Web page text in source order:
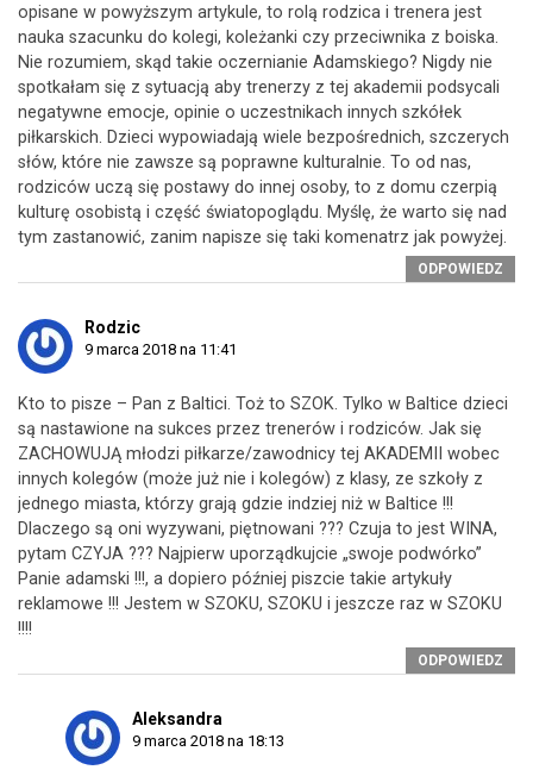
opisane w powyższym artykule, to rolą rodzica i trenera jest
nauka szacunku do kolegi, koleżanki czy przeciwnika z boiska.
Nie rozumiem, skąd takie oczernianie Adamskiego? Nigdy nie
spotkałam się z sytuacją aby trenerzy z tej akademii podsycali
negatywne emocje, opinie o uczestnikach innych szkółek
piłkarskich. Dzieci wypowiadają wiele bezpośrednich, szczerych
słów, które nie zawsze są poprawne kulturalnie. To od nas,
rodziców uczą się postawy do innej osoby, to z domu czerpią
kulturę osobistą i część światopoglądu. Myślę, że warto się nad
tym zastanowić, zanim napisze się taki komenatrz jak powyżej.
ODPOWIEDZ
Rodzic
9 marca 2018 na 11:41
Kto to pisze – Pan z Baltici. Toż to SZOK. Tylko w Baltice dzieci
są nastawione na sukces przez trenerów i rodziców. Jak się
ZACHOWUJĄ młodzi piłkarze/zawodnicy tej AKADEMII wobec
innych kolegów (może już nie i kolegów) z klasy, ze szkoły z
jednego miasta, którzy grają gdzie indziej niż w Baltice !!!
Dlaczego są oni wyzywani, piętnowani ??? Czuja to jest WINA,
pytam CZYJA ??? Najpierw uporządkujcie „swoje podwórko”
Panie adamski !!!, a dopiero później piszcie takie artykuły
reklamowe !!! Jestem w SZOKU, SZOKU i jeszcze raz w SZOKU
!!!!
ODPOWIEDZ
Aleksandra
9 marca 2018 na 18:13